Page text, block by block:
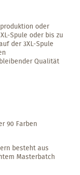
oder
Spule oder bis zu
der 3XL-Spule
Qualität
90 Farben
besteht aus
Masterbatch